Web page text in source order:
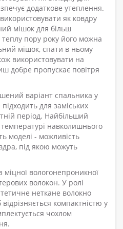
додаткове утеплення.
як ковдру
мішок для більш
пору року його можна
мішок, спати в ньому
використовувати на
добре пропускає повітря
варіант спальника у
для заміських
період. Найбільший
навколишнього
моделі - можливість
під якою можуть
міцної вологонепроникної
волокон. У ролі
неткане волокно
компактністю у
чохлом